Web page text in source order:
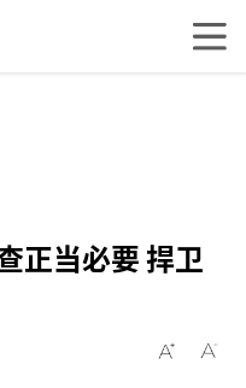
正当必要 捍卫